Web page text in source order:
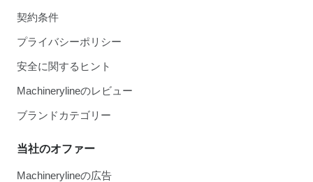
契約条件
プライバシーポリシー
安全に関するヒント
Machinerylineのレビュー
ブランドカテゴリー
当社のオファー
Machinerylineの広告